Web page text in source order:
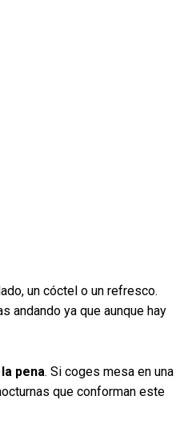
un cóctel o un refresco.
andando ya que aunque hay
pena. Si coges mesa en una
que conforman este